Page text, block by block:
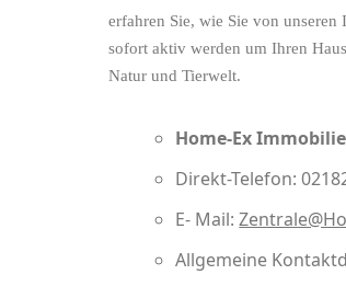
erfahren Sie, wie Sie von
sofort aktiv werden um Ihren
Natur und Tierwelt.
Home-Ex
Direkt-Telefon:
E- Mail:
Allgemeine